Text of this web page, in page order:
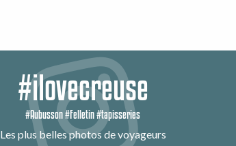
#ilovecreuse
#Aubusson #Felletin #tapisseries
Les plus belles photos de voyageurs